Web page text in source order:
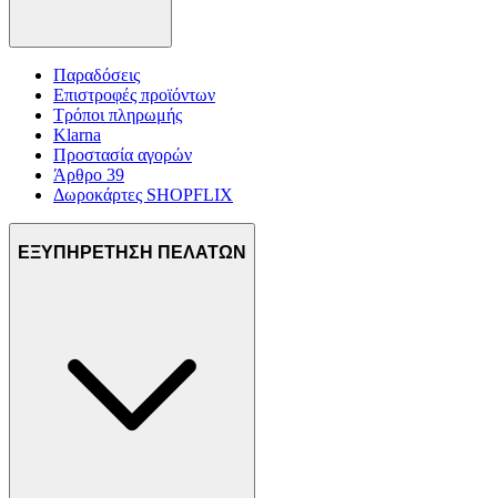
Παραδόσεις
Επιστροφές προϊόντων
Τρόποι πληρωμής
Klarna
Προστασία αγορών
Άρθρο 39
Δωροκάρτες SHOPFLIX
ΕΞΥΠΗΡΕΤΗΣΗ ΠΕΛΑΤΩΝ